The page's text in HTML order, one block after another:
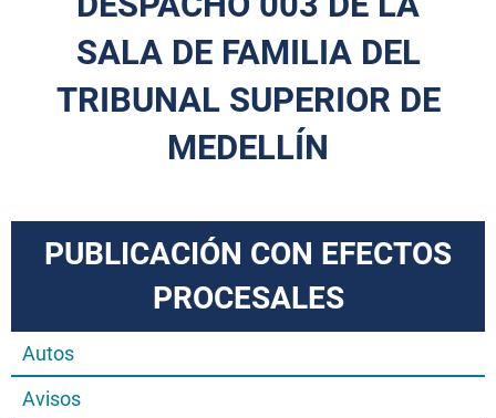
SALA DE FAMILIA DEL
TRIBUNAL SUPERIOR DE
MEDELLÍN
PUBLICACIÓN CON EFECTOS
PROCESALES
Autos
Avisos